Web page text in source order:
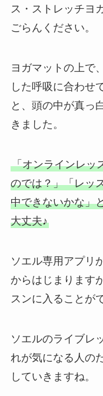
ス・ストレッチヨ
ごらんください。
ヨガマットの上で
した呼吸に合わせ
と、頭の中が真っ
きました。
「オンラインレッ
のでは？」「レッ
中できないかな」
大丈夫♪
ソエル専用アプリ
からはじまります
スンに入ることが
ソエルのライブレ
れが気になる人の
していきますね。